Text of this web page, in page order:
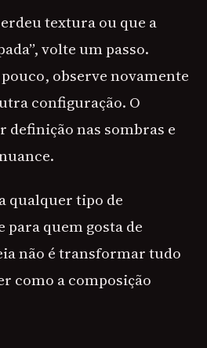
textura ou que a
volte um passo.
observe novamente
configuração. O
definição nas sombras e
qualquer tipo de
quem gosta de
não é transformar tudo
como a composição